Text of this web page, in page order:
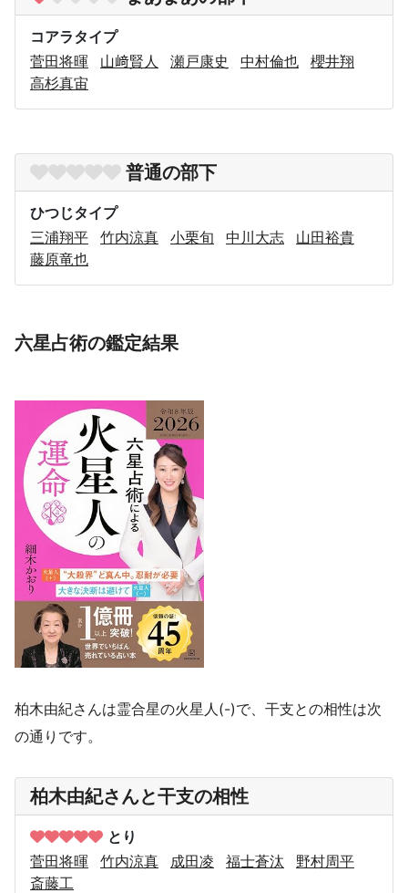
コアラタイプ
菅田将暉
山﨑賢人 瀬戸康史 中村倫也
櫻井翔
高杉真宙
普通の部下
ひつじタイプ
三浦翔平
竹内涼真 小栗旬 中川大志
山田裕貴
藤原竜也
六星占術の鑑定結果
柏木由紀さんは霊合星の火星人(-)で、干支との相性は次
の通りです。
柏木由紀さんと干支の相性
とり
菅田将暉
竹内涼真 成田凌 福士蒼汰
野村周平
斎藤工